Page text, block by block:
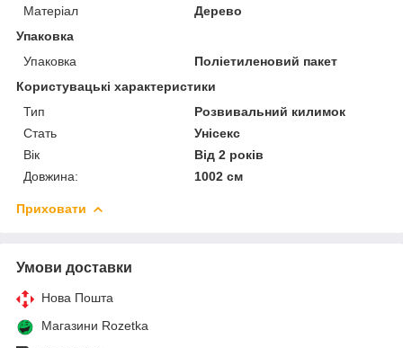
Матеріал
Дерево
Упаковка
Упаковка
Поліетиленовий пакет
Користувацькі характеристики
Тип
Розвивальний килимок
Стать
Унісекс
Вік
Від 2 років
Довжина:
1002 см
Приховати
Умови доставки
Нова Пошта
Магазини Rozetka